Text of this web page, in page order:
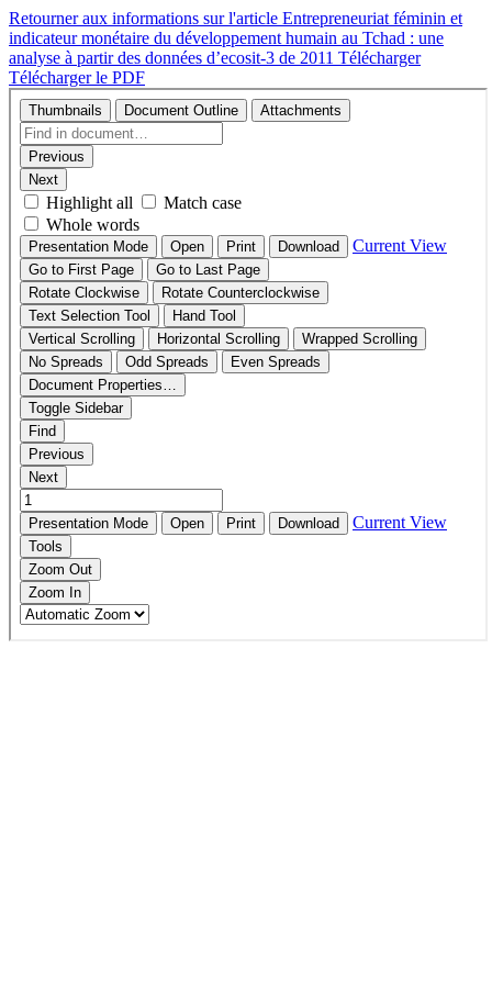
Retourner aux informations sur l'article Entrepreneuriat féminin et
indicateur monétaire du développement humain au Tchad : une
analyse à partir des données d’ecosit-3 de 2011 Télécharger
Télécharger le PDF